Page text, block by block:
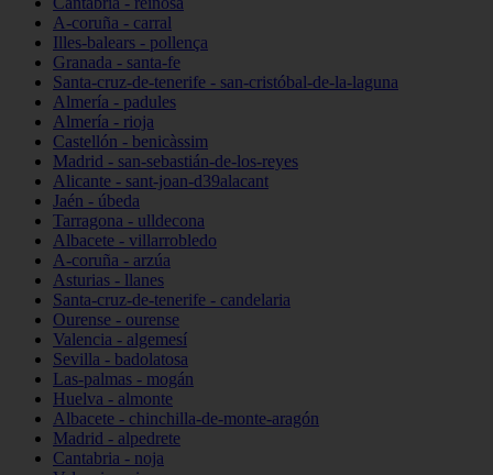
A-coruña - carral
Illes-balears - pollença
Granada - santa-fe
Santa-cruz-de-tenerife - san-cristóbal-de-la-laguna
Almería - padules
Almería - rioja
Castellón - benicàssim
Madrid - san-sebastián-de-los-reyes
Alicante - sant-joan-d39alacant
Jaén - úbeda
Tarragona - ulldecona
Albacete - villarrobledo
A-coruña - arzúa
Asturias - llanes
Santa-cruz-de-tenerife - candelaria
Ourense - ourense
Valencia - algemesí
Sevilla - badolatosa
Las-palmas - mogán
Huelva - almonte
Albacete - chinchilla-de-monte-aragón
Madrid - alpedrete
Cantabria - noja